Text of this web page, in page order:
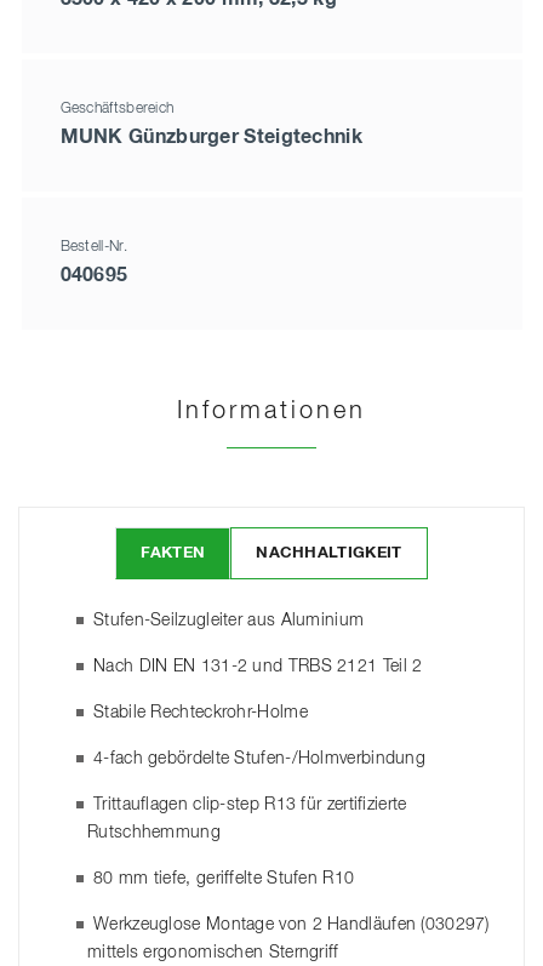
Geschäftsbereich
MUNK Günzburger Steigtechnik
Bestell-Nr.
040695
Informationen
FAKTEN NACHHALTIGKEIT
Stufen-Seilzugleiter aus Aluminium
Nach DIN EN 131-2 und TRBS 2121 Teil 2
Stabile Rechteckrohr-Holme
4-fach gebördelte Stufen-/Holmverbindung
Trittauflagen clip-step R13 für zertifizierte
Rutschhemmung
80 mm tiefe, geriffelte Stufen R10
Werkzeuglose Montage von 2 Handläufen (030297)
mittels ergonomischen Sterngriff